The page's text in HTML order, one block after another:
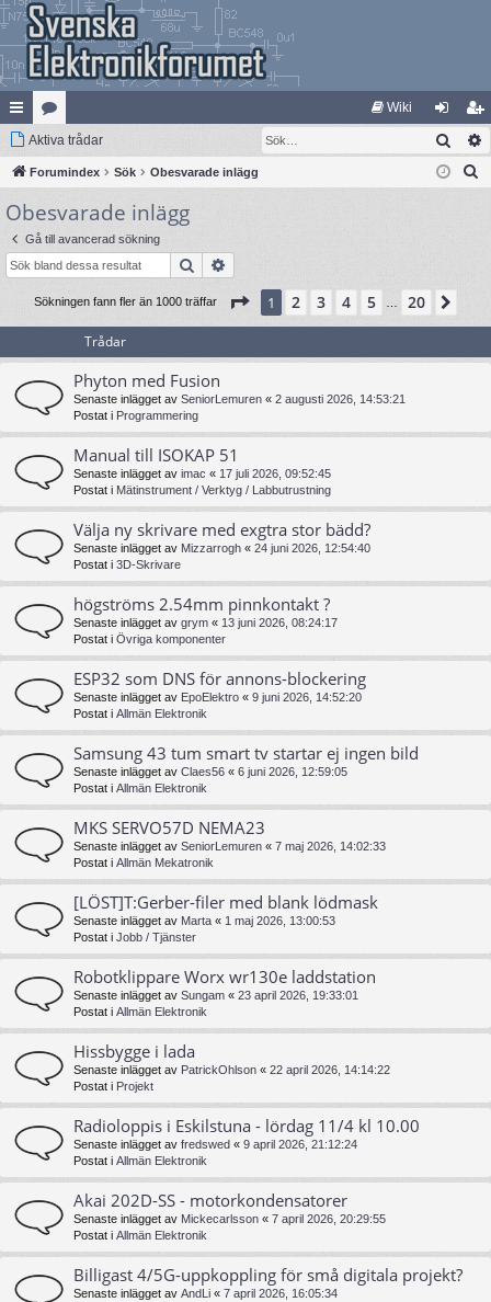
na
bb
lä
nk
ar
at
eg
ori
er
Wiki
og
ga
li
m
Aktiva trådar Sök
Forumindex Sök Obesvarade inlägg
Obesvarade inlägg
Gå till avancerad sökning
Sök
Sökningen fann fler än 1000 träffar Sida 1av20
1 2 3 4 5 20
Trådar
Phyton med Fusion
Senaste inlägget av SeniorLemuren « 2 augusti 2026, 14:53:21
Postat i Programmering
Manual till ISOKAP 51
Senaste inlägget av imac « 17 juli 2026, 09:52:45
Postat i Mätinstrument / Verktyg / Labbutrustning
Välja ny skrivare med exgtra stor bädd?
Senaste inlägget av Mizzarrogh « 24 juni 2026, 12:54:40
Postat i 3D-Skrivare
högströms 2.54mm pinnkontakt ?
Senaste inlägget av grym « 13 juni 2026, 08:24:17
Postat i Övriga komponenter
ESP32 som DNS för annons-blockering
Senaste inlägget av EpoElektro « 9 juni 2026, 14:52:20
Postat i Allmän Elektronik
Samsung 43 tum smart tv startar ej ingen bild
Senaste inlägget av Claes56 « 6 juni 2026, 12:59:05
Postat i Allmän Elektronik
MKS SERVO57D NEMA23
Senaste inlägget av SeniorLemuren « 7 maj 2026, 14:02:33
Postat i Allmän Mekatronik
[LÖST]T:Gerber-filer med blank lödmask
Senaste inlägget av Marta « 1 maj 2026, 13:00:53
Postat i Jobb / Tjänster
Robotklippare Worx wr130e laddstation
Senaste inlägget av Sungam « 23 april 2026, 19:33:01
Postat i Allmän Elektronik
Hissbygge i lada
Senaste inlägget av PatrickOhlson « 22 april 2026, 14:14:22
Postat i Projekt
Radioloppis i Eskilstuna - lördag 11/4 kl 10.00
Senaste inlägget av fredswed « 9 april 2026, 21:12:24
Postat i Allmän Elektronik
Akai 202D-SS - motorkondensatorer
Senaste inlägget av Mickecarlsson « 7 april 2026, 20:29:55
Postat i Allmän Elektronik
Billigast 4/5G-uppkoppling för små digitala projekt?
Senaste inlägget av AndLi « 7 april 2026, 16:05:34